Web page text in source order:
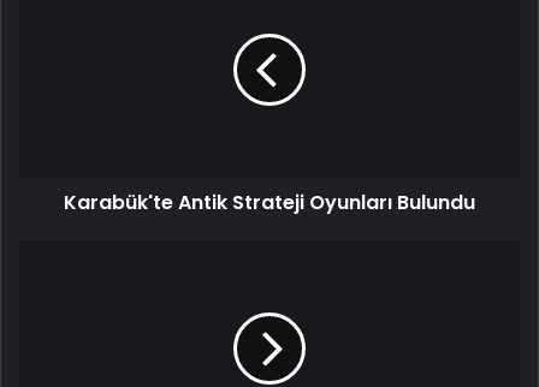
Karabük'te Antik Strateji Oyunları Bulundu